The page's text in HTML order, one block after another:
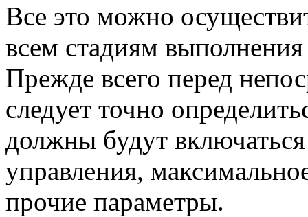
Все это можно
всем стадиям выполнения
Прежде всего перед
следует точно
должны будут
управления,
прочие параметры.